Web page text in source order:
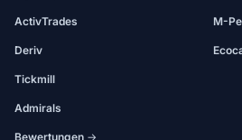
ActivTrades
Deriv
Tickmill
Admirals
Bewertungen →
M-